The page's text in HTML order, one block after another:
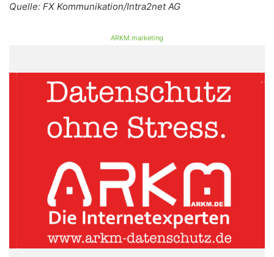
Quelle: FX Kommunikation/Intra2net AG
ARKM.marketing